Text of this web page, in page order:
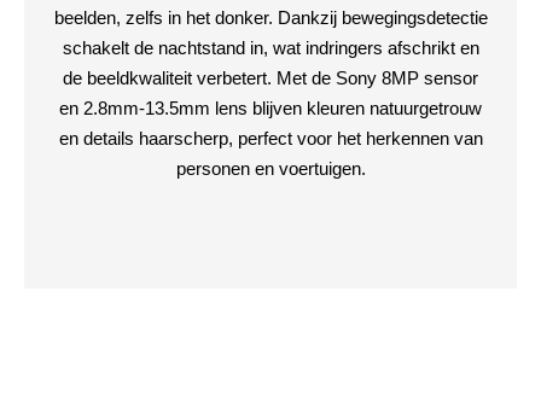
beelden, zelfs in het donker. Dankzij bewegingsdetectie
schakelt de nachtstand in, wat indringers afschrikt en
de beeldkwaliteit verbetert. Met de Sony 8MP sensor
en 2.8mm-13.5mm lens blijven kleuren natuurgetrouw
en details haarscherp, perfect voor het herkennen van
personen en voertuigen.